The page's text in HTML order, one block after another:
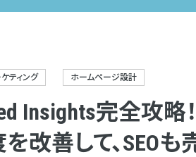
ティング ホームページ設計
Insights完全攻略！
改善して、SEO